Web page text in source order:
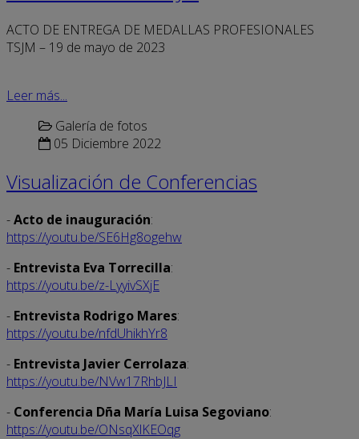
ACTO DE ENTREGA DE MEDALLAS PROFESIONALES
TSJM – 19 de mayo de 2023
Leer más...
Galería de fotos
05 Diciembre 2022
Visualización de Conferencias
-Acto de inauguración:
https://youtu.be/SE6Hg8ogehw
- Entrevista Eva Torrecilla:
https://youtu.be/z-LyyivSXjE
- Entrevista Rodrigo Mares:
https://youtu.be/nfdUhikhYr8
- Entrevista Javier Cerrolaza:
https://youtu.be/NVw17RhbJLI
- Conferencia Dña María Luisa Segoviano:
https://youtu.be/ONsqXlKEOqg